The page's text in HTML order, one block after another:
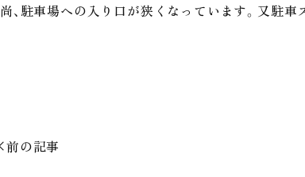
尚、駐車場への入り口が狭くなっています。又駐
前の記事